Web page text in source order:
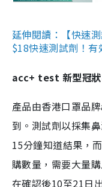
延伸閱讀：【快速
$18快速測試劑！
acc+ test 新型冠
產品由香港口罩品
到。測試劑以採集
15分鐘知道結果，
購數量，需要大量
在確認後10至21日